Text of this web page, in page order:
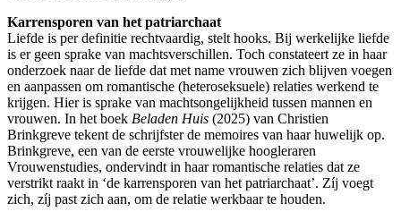
Karrensporen van het patriarchaat
Liefde is per definitie rechtvaardig, stelt hooks. Bij werkelijke liefde
is er geen sprake van machtsverschillen. Toch constateert ze in haar
onderzoek naar de liefde dat met name vrouwen zich blijven voegen
en aanpassen om romantische (heteroseksuele) relaties werkend te
krijgen. Hier is sprake van machtsongelijkheid tussen mannen en
vrouwen. In het boek Beladen Huis (2025) van Christien
Brinkgreve tekent de schrijfster de memoires van haar huwelijk op.
Brinkgreve, een van de eerste vrouwelijke hoogleraren
Vrouwenstudies, ondervindt in haar romantische relaties dat ze
verstrikt raakt in ‘de karrensporen van het patriarchaat’. Zíj voegt
zich, zíj past zich aan, om de relatie werkbaar te houden.